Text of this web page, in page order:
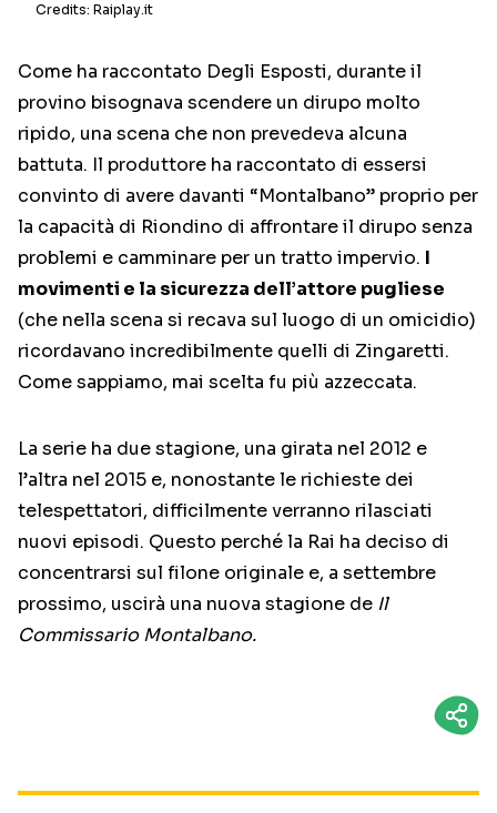
Credits: Raiplay.it
Come ha raccontato Degli Esposti, durante il
provino bisognava scendere un dirupo molto
ripido, una scena che non prevedeva alcuna
battuta. Il produttore ha raccontato di essersi
convinto di avere davanti “Montalbano” proprio per
la capacità di Riondino di affrontare il dirupo senza
problemi e camminare per un tratto impervio. I
movimenti e la sicurezza dell’attore pugliese
(che nella scena si recava sul luogo di un omicidio)
ricordavano incredibilmente quelli di Zingaretti.
Come sappiamo, mai scelta fu più azzeccata.
La serie ha due stagione, una girata nel 2012 e
l’altra nel 2015 e, nonostante le richieste dei
telespettatori, difficilmente verranno rilasciati
nuovi episodi. Questo perché la Rai ha deciso di
concentrarsi sul filone originale e, a settembre
prossimo, uscirà una nuova stagione de Il
Commissario Montalbano.